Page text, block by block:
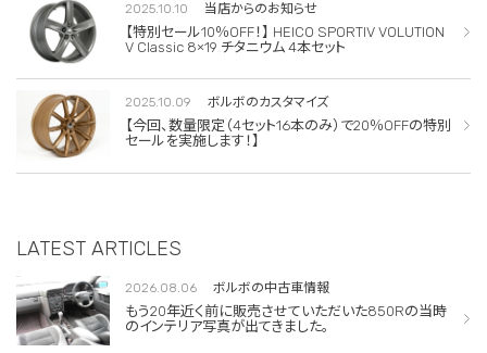
2025.10.10 当店からのお知らせ
【特別セール10％OFF！】 HEICO SPORTIV VOLUTION
V Classic 8×19 チタニウム 4本セット
2025.10.09 ボルボのカスタマイズ
【今回、数量限定（4セット16本のみ）で20％OFFの特別
セールを実施します！】
LATEST ARTICLES
2026.08.06 ボルボの中古車情報
もう20年近く前に販売させていただいた850Rの当時
のインテリア写真が出てきました。